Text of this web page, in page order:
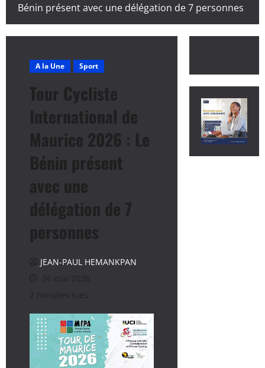
Bénin présent avec une délégation de 7 personnes
A la Une Sport
Tour Cycliste
International de
Maurice 2026 : Le
Bénin présent
avec une
délégation de 7
personnes
JEAN-PAUL HEMANKPAN
26 mai 2026
2 minutes lues